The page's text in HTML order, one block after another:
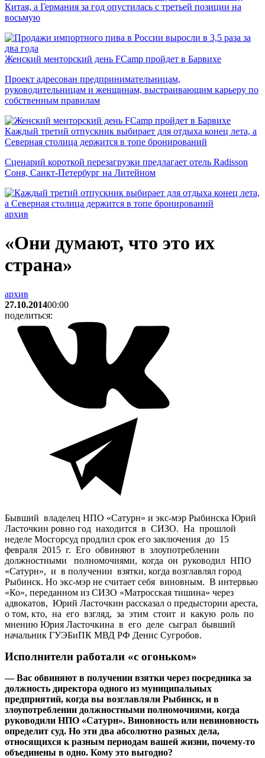
Китая, а Германия за год опустилась с третьей позиции на
восьмую
Женский менторский день FCamp пройдет в Барвихе
Проект адресован предпринимательницам,
руководительницам и женщинам, выстраивающим карьеру по
собственным правилам
Каждый третий отпускник выбирает для отдыха конец лета, а
Северная столица держится в топе бронирований
Сценарий короткой перезагрузки предлагает отель Radisson
Соня, Санкт-Петербург на Литейном
архив
«Они думают, что это их
страна»
архив
27.10.201400:00
поделиться:
Бывший владелец НПО «Сатурн» и экс-мэр Рыбинска Юрий
Ласточкин ровно год находится в СИЗО. На прошлой
неделе Мосгорсуд продлил срок его заключения до 15
февраля 2015 г. Его обвиняют в злоупотреблении
должностными полномочиями, когда он руководил НПО
«Сатурн», и в получении взятки, когда возглавлял город
Рыбинск. Но экс-мэр не считает себя виновным. В интервью
«Ко», переданном из СИЗО «Матросская тишина» через
адвокатов, Юрий Ласточкин рассказал о предыстории ареста,
о том, кто, на его взгляд, за этим стоит и какую роль по
мнению Юрия Ласточкина в его деле сыграл бывший
начальник ГУЭБиПК МВД РФ Денис Сугробов.
Исполнители работали «с огоньком»
— Вас обвиняют в получении взятки через посредника за
должность директора одного из муниципальных
предприятий, когда вы возглавляли Рыбинск, и в
злоупотреблении должностными полномочиями, когда
руководили НПО «Сатурн». Виновность или невиновность
определит суд. Но эти два абсолютно разных дела,
относящихся к разным периодам вашей жизни, почему-то
объединены в одно. Кому это выгодно?